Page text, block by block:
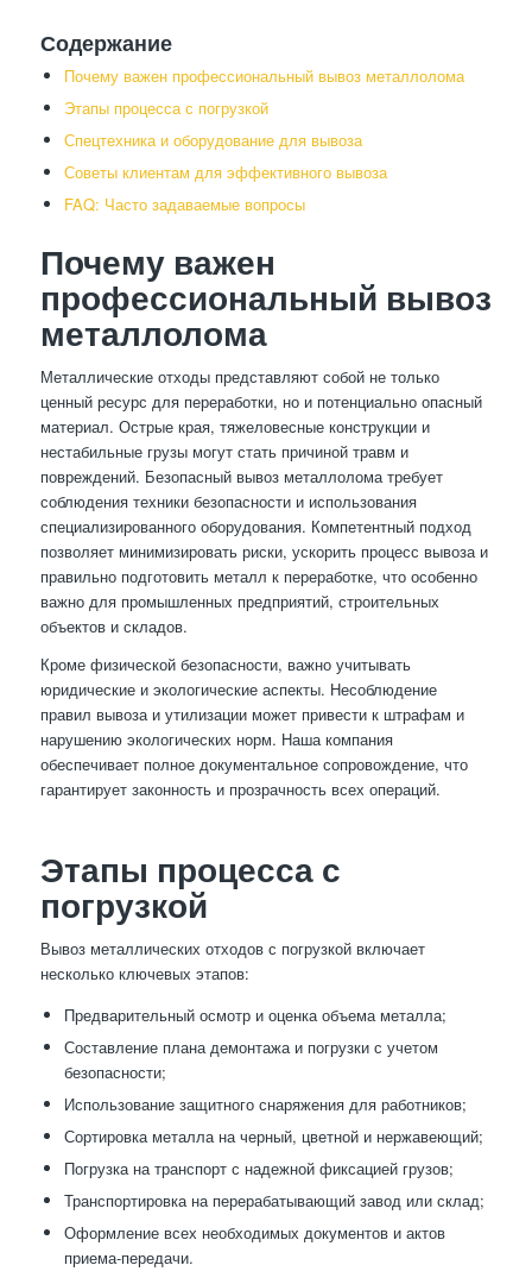
Содержание
Почему важен профессиональный вывоз металлолома
Этапы процесса с погрузкой
Спецтехника и оборудование для вывоза
Советы клиентам для эффективного вывоза
FAQ: Часто задаваемые вопросы
Почему важен
профессиональный вывоз
металлолома
Металлические отходы представляют собой не только
ценный ресурс для переработки, но и потенциально опасный
материал. Острые края, тяжеловесные конструкции и
нестабильные грузы могут стать причиной травм и
повреждений. Безопасный вывоз металлолома требует
соблюдения техники безопасности и использования
специализированного оборудования. Компетентный подход
позволяет минимизировать риски, ускорить процесс вывоза и
правильно подготовить металл к переработке, что особенно
важно для промышленных предприятий, строительных
объектов и складов.
Кроме физической безопасности, важно учитывать
юридические и экологические аспекты. Несоблюдение
правил вывоза и утилизации может привести к штрафам и
нарушению экологических норм. Наша компания
обеспечивает полное документальное сопровождение, что
гарантирует законность и прозрачность всех операций.
Этапы процесса с
погрузкой
Вывоз металлических отходов с погрузкой включает
несколько ключевых этапов:
Предварительный осмотр и оценка объема металла;
Составление плана демонтажа и погрузки с учетом
безопасности;
Использование защитного снаряжения для работников;
Сортировка металла на черный, цветной и нержавеющий;
Погрузка на транспорт с надежной фиксацией грузов;
Транспортировка на перерабатывающий завод или склад;
Оформление всех необходимых документов и актов
приема-передачи.